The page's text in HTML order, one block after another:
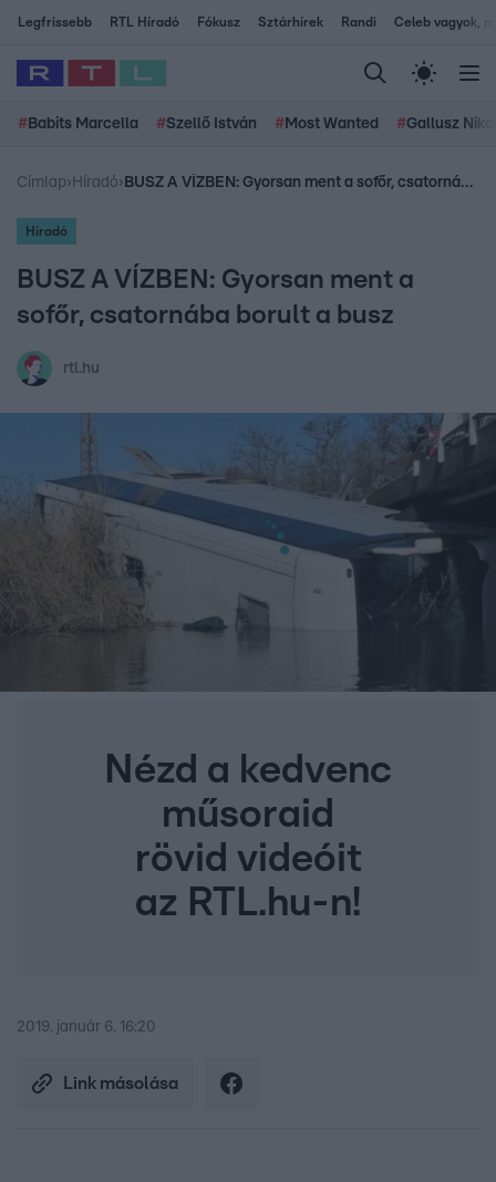
Legfrissebb RTL Híradó Fókusz Sztárhírek Randi Celeb vagyok,
# Babits Marcella #Szellő István # Most Wanted #Gallusz
Címlap› Híradó› BUSZ A VÍZBEN: Gyorsan ment a sofőr, csatornába borult a busz
Híradó
BUSZ A VÍZBEN: Gyorsan ment a
sofőr, csatornába borult a busz
rtl.hu
Nézd a kedvenc
műsoraid
rövid videóit
az RTL.hu-n!
2019. január 6. 16:20
Link másolása